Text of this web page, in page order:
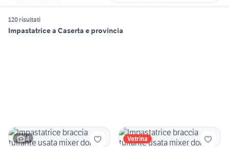
120 risultati
Impastatrice a Caserta e provincia
4 Vetrina